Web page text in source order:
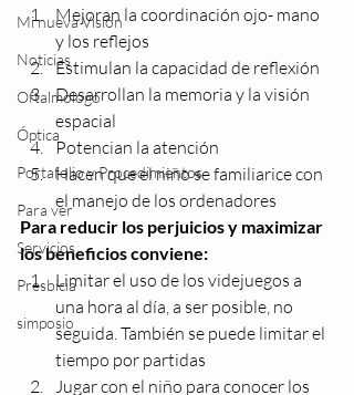
Mi nueva Visión
Noticias
Oftalmologo
Óptica
Portafolio y Procedimientos
Para ver
Servicios
Presbicia
simposio
Mejoran la coordinación ojo- mano
y los reflejos
Estimulan la capacidad de reflexión
Desarrollan la memoria y la visión
espacial
Potencian la atención
Hacen que el niño se familiarice con
el manejo de los ordenadores
Para reducir los perjuicios y maximizar
los beneficios conviene:
Limitar el uso de los videjuegos a
una hora al día, a ser posible, no
seguida. También se puede limitar el
tiempo por partidas
Jugar con el niño para conocer los